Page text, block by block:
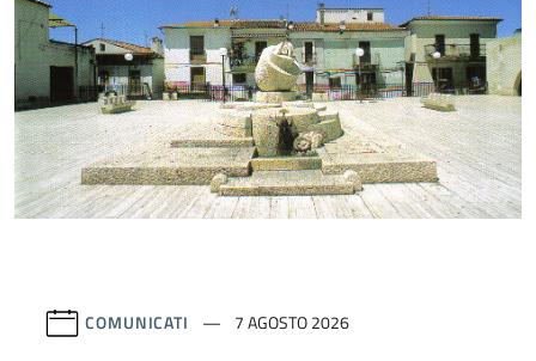
COMUNICATI 7 AGOSTO 2026